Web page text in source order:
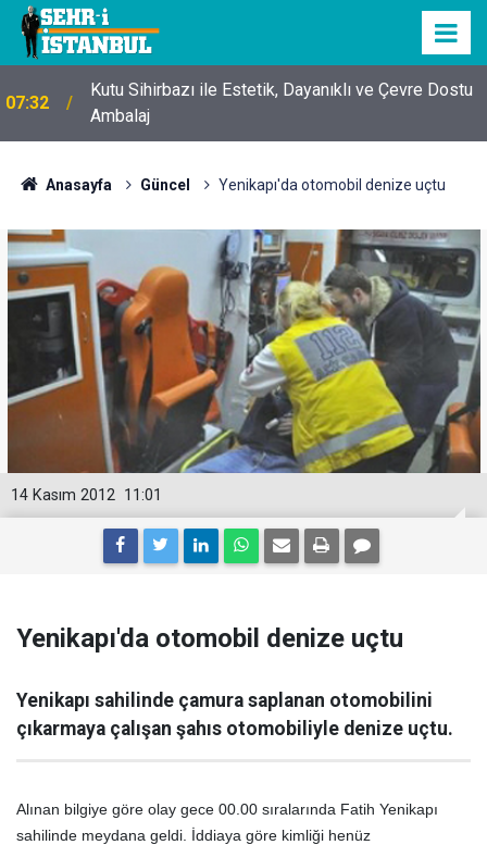
07:32
Kutu Sihirbazı ile Estetik, Dayanıklı ve Çevre Dostu
Ambalaj
Anasayfa Güncel Yenikapı'da otomobil denize uçtu
11:01
14 Kasım 2012
Yenikapı'da otomobil denize uçtu
Yenikapı sahilinde çamura saplanan otomobilini
çıkarmaya çalışan şahıs otomobiliyle denize uçtu.
Alınan bilgiye göre olay gece 00.00 sıralarında Fatih Yenikapı
sahilinde meydana geldi. İddiaya göre kimliği henüz